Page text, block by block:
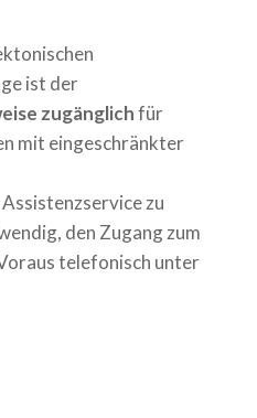
ist der
zugänglichfür
mit eingeschränkter
zu
den Zugang zum
telefonisch unter